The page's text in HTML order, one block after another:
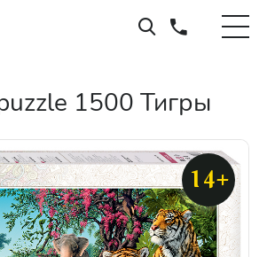
1500 Тигры
14+